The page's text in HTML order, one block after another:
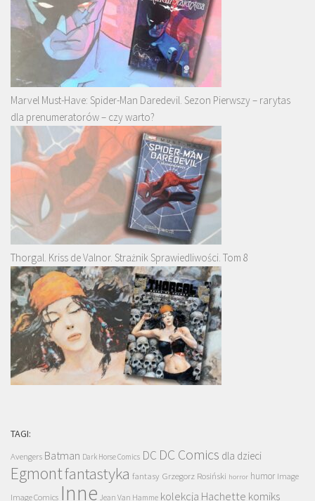
Marvel Must-Have: Spider-Man Daredevil. Sezon Pierwszy – rarytas
dla prenumeratorów – czy warto?
Thorgal. Kriss de Valnor. Strażnik Sprawiedliwości. Tom 8
TAGI:
Avengers Batman Dark Horse Comics DC DC Comics dla dzieci
Egmontfantastyka fantasy Grzegorz Rosiński horror humor Image
Image Comics Inne Jean Van Hamme kolekcja Hachette komiks